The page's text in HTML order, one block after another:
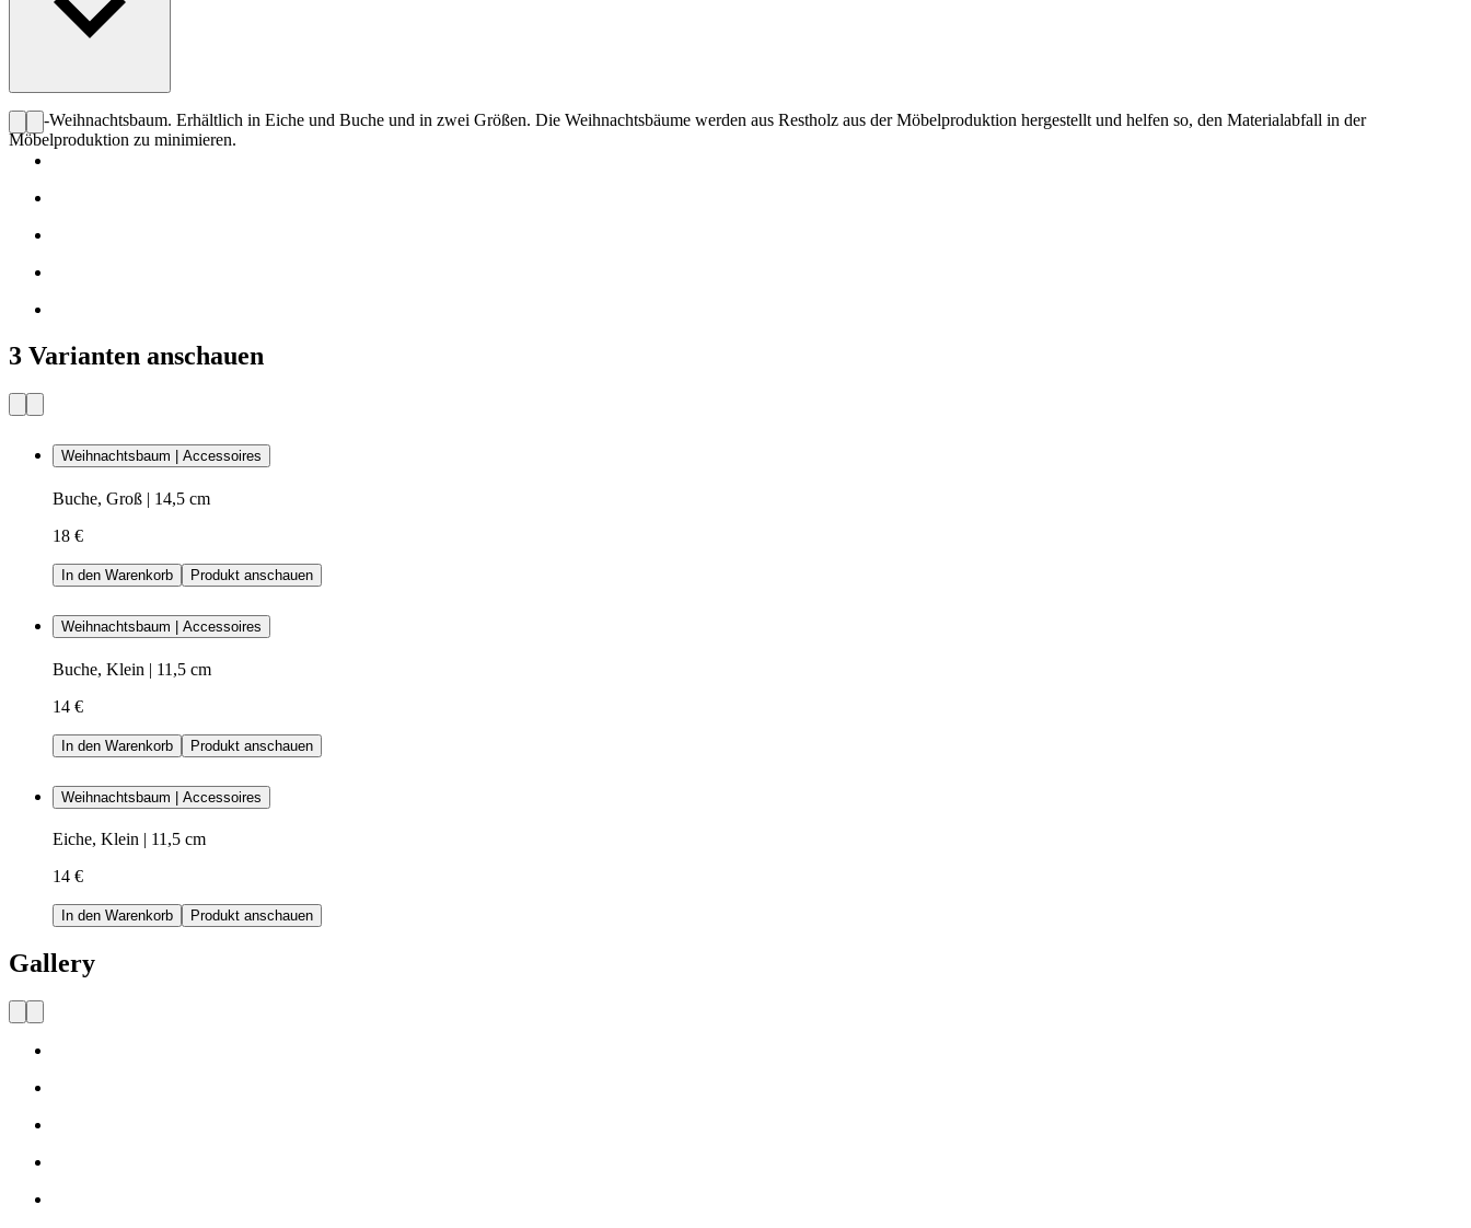
CHS-Weihnachtsbaum. Erhältlich in Eiche und Buche und in zwei Größen. Die Weihnachtsbäume werden aus Restholz aus der Möbelproduktion hergestellt und helfen so, den Materialabfall in der
Möbelproduktion zu minimieren.
3 Varianten anschauen
Weihnachtsbaum | Accessoires
Buche, Groß | 14,5 cm
18 €
In den Warenkorb Produkt anschauen
Weihnachtsbaum | Accessoires
Buche, Klein | 11,5 cm
14 €
In den Warenkorb Produkt anschauen
Weihnachtsbaum | Accessoires
Eiche, Klein | 11,5 cm
14 €
In den Warenkorb Produkt anschauen
Gallery